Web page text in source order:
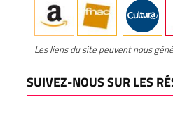
Les liens du site peuvent nous
SUIVEZ-NOUS SUR LES